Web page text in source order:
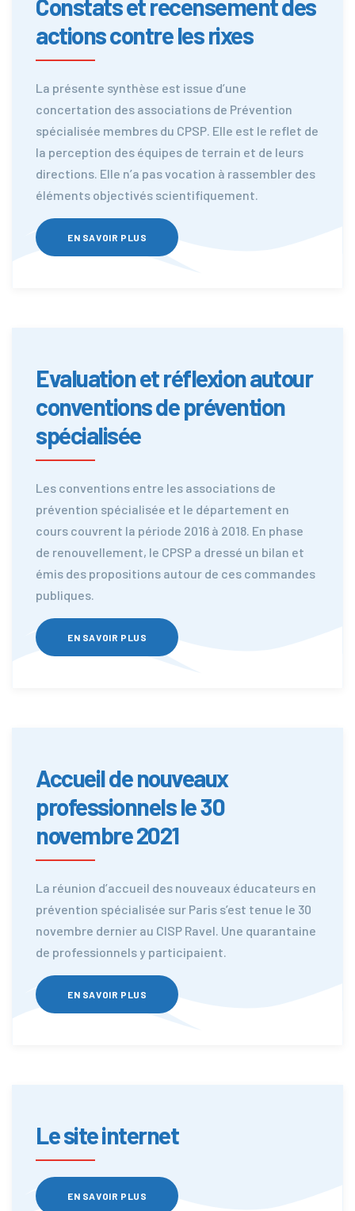
Constats et recensement des
actions contre les rixes
La présente synthèse est issue d’une
concertation des associations de Prévention
spécialisée membres du CPSP. Elle est le reflet de
la perception des équipes de terrain et de leurs
directions. Elle n’a pas vocation à rassembler des
éléments objectivés scientifiquement.
EN SAVOIR PLUS
Evaluation et réflexion autour
conventions de prévention
spécialisée
Les conventions entre les associations de
prévention spécialisée et le département en
cours couvrent la période 2016 à 2018. En phase
de renouvellement, le CPSP a dressé un bilan et
émis des propositions autour de ces commandes
publiques.
EN SAVOIR PLUS
Accueil de nouveaux
professionnels le 30
novembre 2021
La réunion d’accueil des nouveaux éducateurs en
prévention spécialisée sur Paris s’est tenue le 30
novembre dernier au CISP Ravel. Une quarantaine
de professionnels y participaient.
EN SAVOIR PLUS
Le site internet
EN SAVOIR PLUS